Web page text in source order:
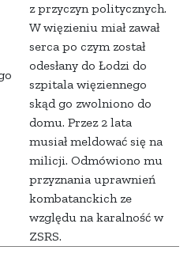
z przyczyn politycznych.
W więzieniu miał zawał
serca po czym został
odesłany do Łodzi do
szpitala więziennego
skąd go zwolniono do
domu. Przez 2 lata
musiał meldować się na
milicji. Odmówiono mu
przyznania uprawnień
kombatanckich ze
względu na karalność w
ZSRS.